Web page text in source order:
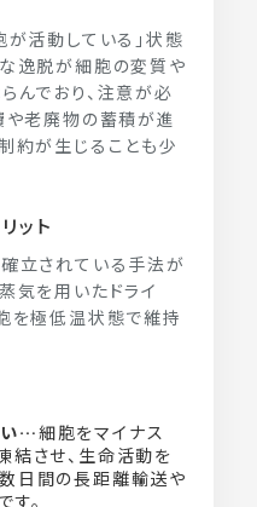
が活動している」状態
逸脱が細胞の変質や
んでおり、注意が必
や老廃物の蓄積が進
約が生じることも少
ット
立されている手法が
気を用いたドライ
を極低温状態で維持
い…細胞をマイナス
させ、生命活動を
日間の長距離輸送や
。